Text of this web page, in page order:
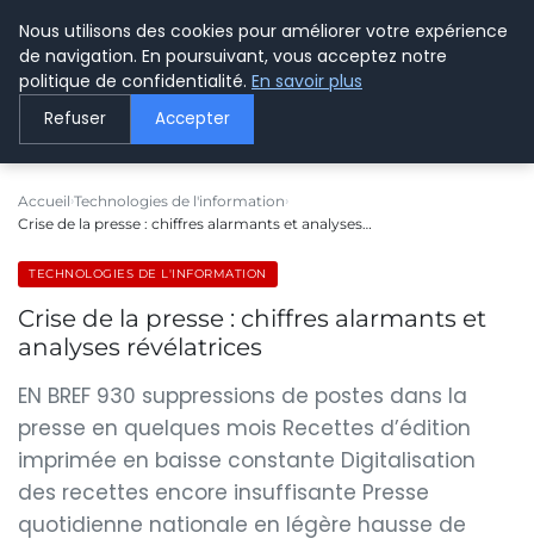
LE WEBMARKETING
Accueil Technologies de l'information
Crise de la presse : chiffres alarmants et analyses…
TECHNOLOGIES DE L'INFORMATION
Crise de la presse : chiffres alarmants et
analyses révélatrices
EN BREF 930 suppressions de postes dans la
presse en quelques mois Recettes d’édition
imprimée en baisse constante Digitalisation
des recettes encore insuffisante Presse
quotidienne nationale en légère hausse de
Nous utilisons des cookies pour améliorer votre expérience
de navigation. En poursuivant, vous acceptez notre
politique de confidentialité. En savoir plus
Refuser Accepter